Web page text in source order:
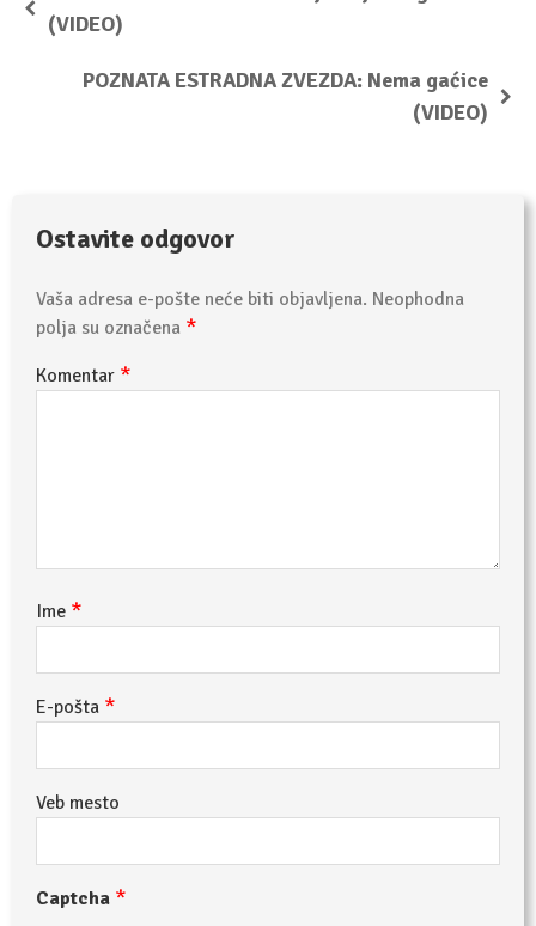
(VIDEO)
POZNATA ESTRADNA ZVEZDA: Nema gaćice
(VIDEO)
Ostavite odgovor
Vaša adresa e-pošte neće biti objavljena. Neophodna
polja su označena *
Komentar *
Ime *
E-pošta *
Veb mesto
Captcha *